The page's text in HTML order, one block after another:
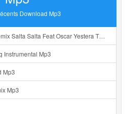
Download Mp3
Salta Feat Oscar Yestera The Genius Pro Mp3
Instrumental Mp3
Mp3
Mp3